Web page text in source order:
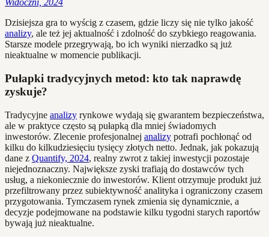
Widoczni, 2024
Dzisiejsza gra to wyścig z czasem, gdzie liczy się nie tylko jakość
analizy, ale też jej aktualność i zdolność do szybkiego reagowania.
Starsze modele przegrywają, bo ich wyniki nierzadko są już
nieaktualne w momencie publikacji.
Pułapki tradycyjnych metod: kto tak naprawdę
zyskuje?
Tradycyjne analizy rynkowe wydają się gwarantem bezpieczeństwa,
ale w praktyce często są pułapką dla mniej świadomych
inwestorów. Zlecenie profesjonalnej analizy potrafi pochłonąć od
kilku do kilkudziesięciu tysięcy złotych netto. Jednak, jak pokazują
dane z Quantify, 2024, realny zwrot z takiej inwestycji pozostaje
niejednoznaczny. Największe zyski trafiają do dostawców tych
usług, a niekoniecznie do inwestorów. Klient otrzymuje produkt już
przefiltrowany przez subiektywność analityka i ograniczony czasem
przygotowania. Tymczasem rynek zmienia się dynamicznie, a
decyzje podejmowane na podstawie kilku tygodni starych raportów
bywają już nieaktualne.